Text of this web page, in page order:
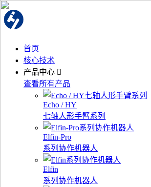
首页
核心技术
产品中心
查看所有产品
Echo / HY
七轴人形手臂系列
Elfin-Pro
系列协作机器人
Elfin
系列协作机器人